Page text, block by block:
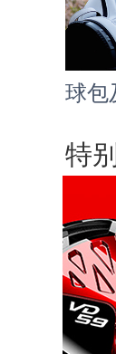
球包
特